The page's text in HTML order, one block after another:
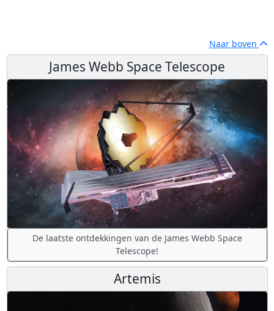
Naar boven
James Webb Space Telescope
De laatste ontdekkingen van de James Webb Space
Telescope!
Artemis